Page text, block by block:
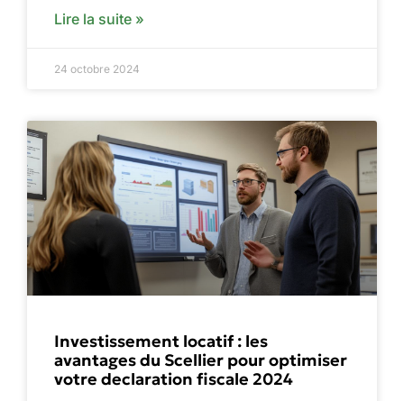
Lire la suite »
24 octobre 2024
Investissement locatif : les
avantages du Scellier pour optimiser
votre declaration fiscale 2024